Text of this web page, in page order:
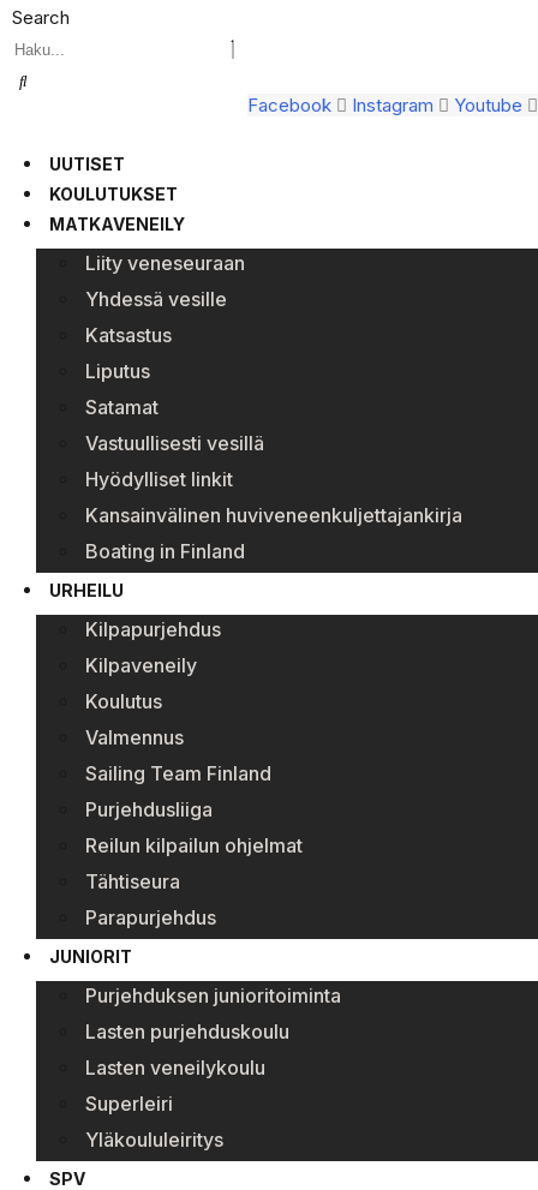
Search
Facebook Instagram Youtube
UUTISET
KOULUTUKSET
MATKAVENEILY
Liity veneseuraan
Yhdessä vesille
Katsastus
Liputus
Satamat
Vastuullisesti vesillä
Hyödylliset linkit
Kansainvälinen huviveneenkuljettajankirja
Boating in Finland
URHEILU
Kilpapurjehdus
Kilpaveneily
Koulutus
Valmennus
Sailing Team Finland
Purjehdusliiga
Reilun kilpailun ohjelmat
Tähtiseura
Parapurjehdus
JUNIORIT
Purjehduksen junioritoiminta
Lasten purjehduskoulu
Lasten veneilykoulu
Superleiri
Yläkoululeiritys
SPV